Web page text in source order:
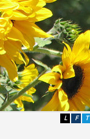
T
F
L